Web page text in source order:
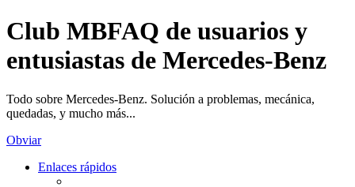
Club MBFAQ de usuarios y
entusiastas de Mercedes-Benz
Todo sobre Mercedes-Benz. Solución a problemas, mecánica,
quedadas, y mucho más...
Obviar
Enlaces rápidos